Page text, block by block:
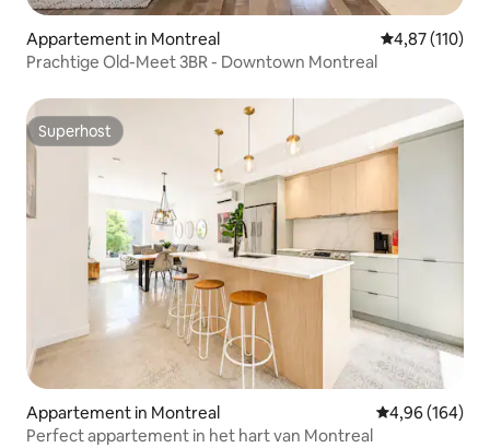
Appartement in Montreal Gemiddelde
4,87 (110)
Prachtige Old-Meet 3BR - Downtown Montreal
Superhost
Superhost
Appartement in Montreal Gemiddelde
4,96 (164)
Perfect appartement in het hart van Montreal